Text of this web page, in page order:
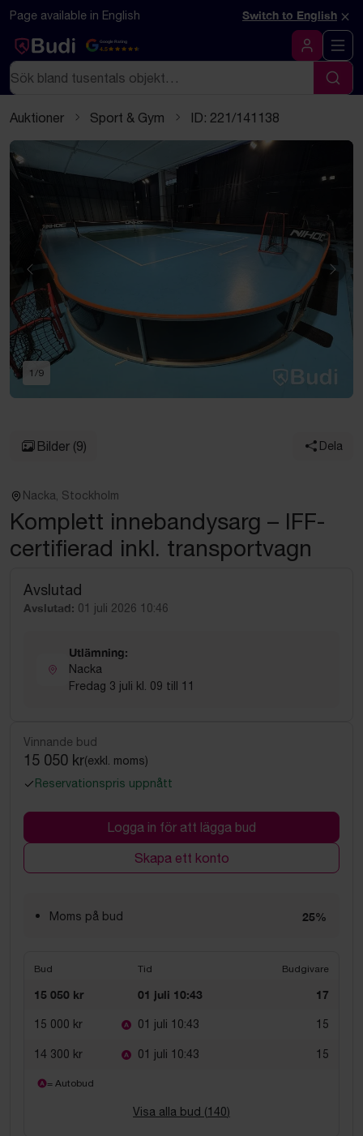
Hoppa till innehåll
Textbaserad (markdown) version av denna sida
Page available in English Switch to English ×
Google Rating
4.5
Logga in
Sök
Sök
Auktioner Sport & Gym ID: 221/141138
Föregående
1 /9
Bilder (9) Dela
Nacka, Stockholm
Komplett innebandysarg – IFF-
certifierad inkl. transportvagn
Avslutad
Avslutad: 01 juli 2026 10:46
Utlämning:
Nacka
Fredag 3 juli kl. 09 till 11
Vinnande bud
15 050 kr(exkl. moms)
Reservationspris uppnått
Logga in för att lägga bud
Skapa ett konto
Moms på bud 25%
Bud Tid Budgivare
15 050 kr 01 juli 10:43 17
15 000 kr 01 juli 10:43 15
14 300 kr 01 juli 10:43 15
= Autobud
Visa alla bud (140)